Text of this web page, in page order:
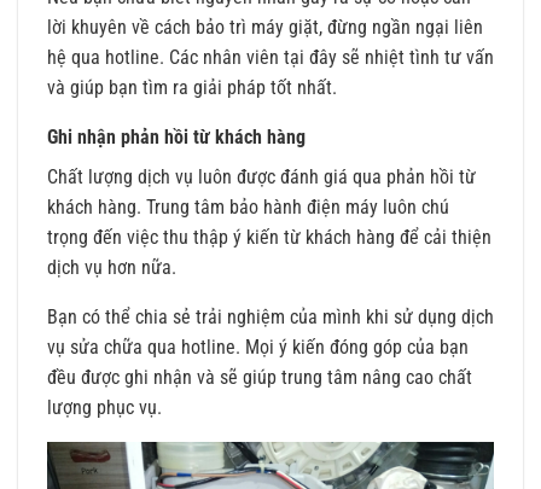
lời khuyên về cách bảo trì máy giặt, đừng ngần ngại liên
hệ qua hotline. Các nhân viên tại đây sẽ nhiệt tình tư vấn
và giúp bạn tìm ra giải pháp tốt nhất.
Ghi nhận phản hồi từ khách hàng
Chất lượng dịch vụ luôn được đánh giá qua phản hồi từ
khách hàng. Trung tâm bảo hành điện máy luôn chú
trọng đến việc thu thập ý kiến từ khách hàng để cải thiện
dịch vụ hơn nữa.
Bạn có thể chia sẻ trải nghiệm của mình khi sử dụng dịch
vụ sửa chữa qua hotline. Mọi ý kiến đóng góp của bạn
đều được ghi nhận và sẽ giúp trung tâm nâng cao chất
lượng phục vụ.